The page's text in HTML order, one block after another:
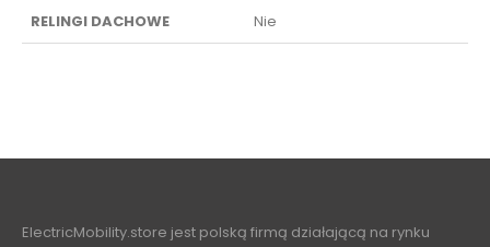
RELINGI DACHOWE Nie
ElectricMobility.store jest polską firmą działającą na rynku